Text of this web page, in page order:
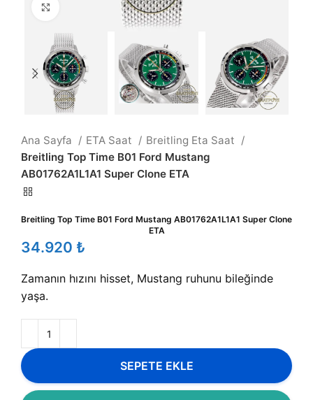
Büyütmek için tıklayın
Ana Sayfa ETA Saat
Breitling Eta Saat
Breitling Top Time B01 Ford Mustang
AB01762A1L1A1 Super Clone ETA
Breitling Top Time B01 Ford Mustang AB01762A1L1A1 Super Clone
ETA
₺
Zamanın hızını hisset, Mustang ruhunu bileğinde
yaşa.
SEPETE EKLE